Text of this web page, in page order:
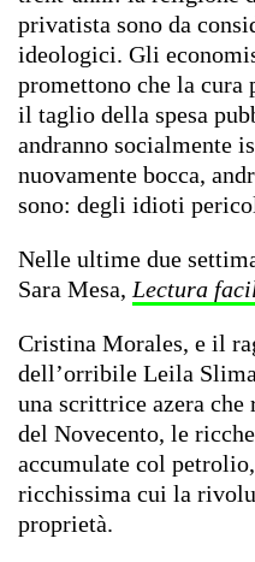
privatista sono da
ideologici. Gli
promettono che la cura
il taglio della spesa
andranno socialmente
nuovamente bocca,
sono: degli idioti
Nelle ultime due
Sara Mesa, Lectura
Cristina Morales, e il
dell’orribile Leila
una scrittrice azera
del Novecento, le
accumulate col
ricchissima cui la
proprietà.